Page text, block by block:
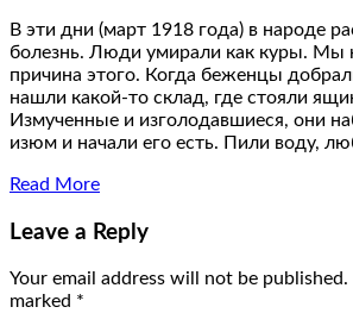
В эти дни (март 1918 года) в народе
болезнь. Люди умирали как куры. Мы
причина этого. Когда беженцы
нашли какой-то склад, где стояли
Измученные и изголодавшиеся, они
изюм и начали его есть. Пили воду,
Read More
Leave a Reply
Your email address will not be published.
marked *